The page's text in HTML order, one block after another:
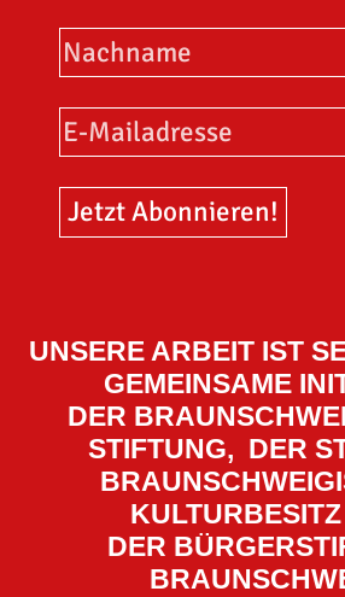
UNSERE ARBEIT IST
GEMEINSAME
DER
STIFTUNG, DER
DER